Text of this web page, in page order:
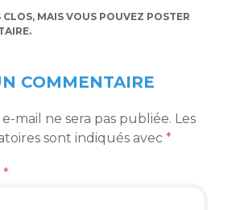
CLOS, MAIS VOUS POUVEZ POSTER
.
COMMENTAIRE
mail ne sera pas publiée. Les
sont indiqués avec *
*